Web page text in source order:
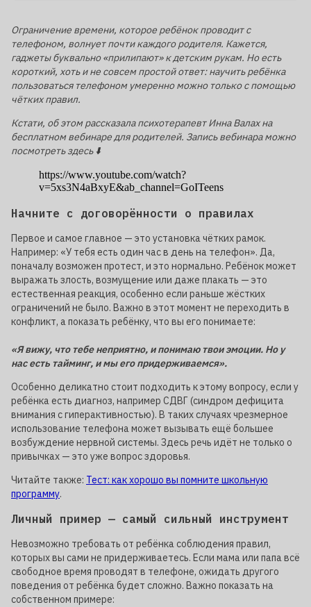
Ограничение времени, которое ребёнок проводит с
телефоном, волнует почти каждого родителя. Кажется,
гаджеты буквально «прилипают» к детским рукам. Но есть
короткий, хоть и не совсем простой ответ: научить ребёнка
пользоваться телефоном умеренно можно только с помощью
чётких правил.
Кстати, об этом рассказала психотерапевт Инна Валах на
бесплатном вебинаре для родителей. Запись вебинара можно
посмотреть здесь ⬇️
https://www.youtube.com/watch?
v=5xs3N4aBxyE&ab_channel=GoITeens
Начните с договорённости о правилах
Первое и самое главное — это установка чётких рамок.
Например: «У тебя есть один час в день на телефон». Да,
поначалу возможен протест, и это нормально. Ребёнок может
выражать злость, возмущение или даже плакать — это
естественная реакция, особенно если раньше жёстких
ограничений не было. Важно в этот момент не переходить в
конфликт, а показать ребёнку, что вы его понимаете:
«Я вижу, что тебе неприятно, и понимаю твои эмоции. Но у
нас есть тайминг, и мы его придерживаемся».
Особенно деликатно стоит подходить к этому вопросу, если у
ребёнка есть диагноз, например СДВГ (синдром дефицита
внимания с гиперактивностью). В таких случаях чрезмерное
использование телефона может вызывать ещё большее
возбуждение нервной системы. Здесь речь идёт не только о
привычках — это уже вопрос здоровья.
Читайте также: Тест: как хорошо вы помните школьную
программу.
Личный пример — самый сильный инструмент
Невозможно требовать от ребёнка соблюдения правил,
которых вы сами не придерживаетесь. Если мама или папа всё
свободное время проводят в телефоне, ожидать другого
поведения от ребёнка будет сложно. Важно показать на
собственном примере: